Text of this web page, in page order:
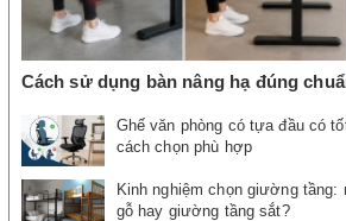
Cách sử dụng bàn nâng hạ đúng
Ghế văn phòng có tựa đầu có
cách chọn phù hợp
Kinh nghiệm chọn giường tầng:
gỗ hay giường tầng sắt?